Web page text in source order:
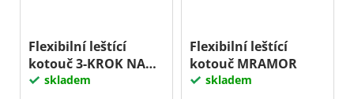
Flexibilní leštící
kotouč 3-KROK NA
TERACO A BETON
skladem
Flexibilní leštící
kotouč MRAMOR
skladem